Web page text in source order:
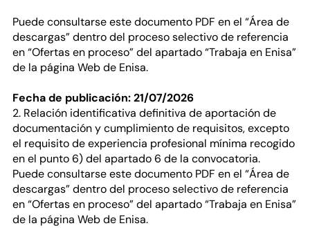
Puede consultarse este documento PDF en el “Área de
descargas” dentro del proceso selectivo de referencia
en “Ofertas en proceso” del apartado “Trabaja en Enisa”
de la página Web de Enisa.
Fecha de publicación: 21/07/2026
2. Relación identificativa definitiva de aportación de
documentación y cumplimiento de requisitos, excepto
el requisito de experiencia profesional mínima recogido
en el punto 6) del apartado 6 de la convocatoria.
Puede consultarse este documento PDF en el “Área de
descargas” dentro del proceso selectivo de referencia
en “Ofertas en proceso” del apartado “Trabaja en Enisa”
de la página Web de Enisa.